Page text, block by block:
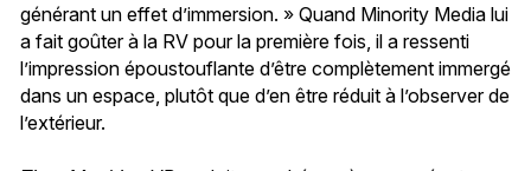
générant un effet d’immersion. » Quand Minority Media lui
a fait goûter à la RV pour la première fois, il a ressenti
l’impression époustouflante d’être complètement immergé
dans un espace, plutôt que d’en être réduit à l’observer de
l’extérieur.